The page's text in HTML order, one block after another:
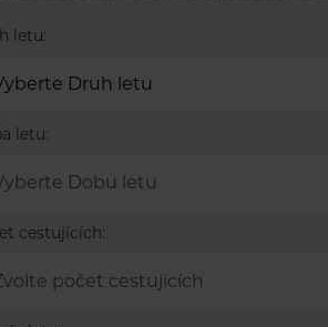
letu:
Druh letu
letu:
Dobu letu
cestujících:
počet cestujících